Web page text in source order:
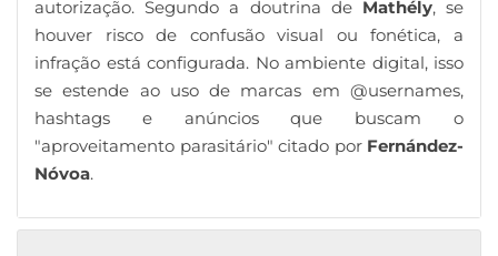
autorização. Segundo a doutrina de Mathély, se
houver risco de confusão visual ou fonética, a
infração está configurada. No ambiente digital, isso
se estende ao uso de marcas em @usernames,
hashtags e anúncios que buscam o
"aproveitamento parasitário" citado por Fernández-
Nóvoa.